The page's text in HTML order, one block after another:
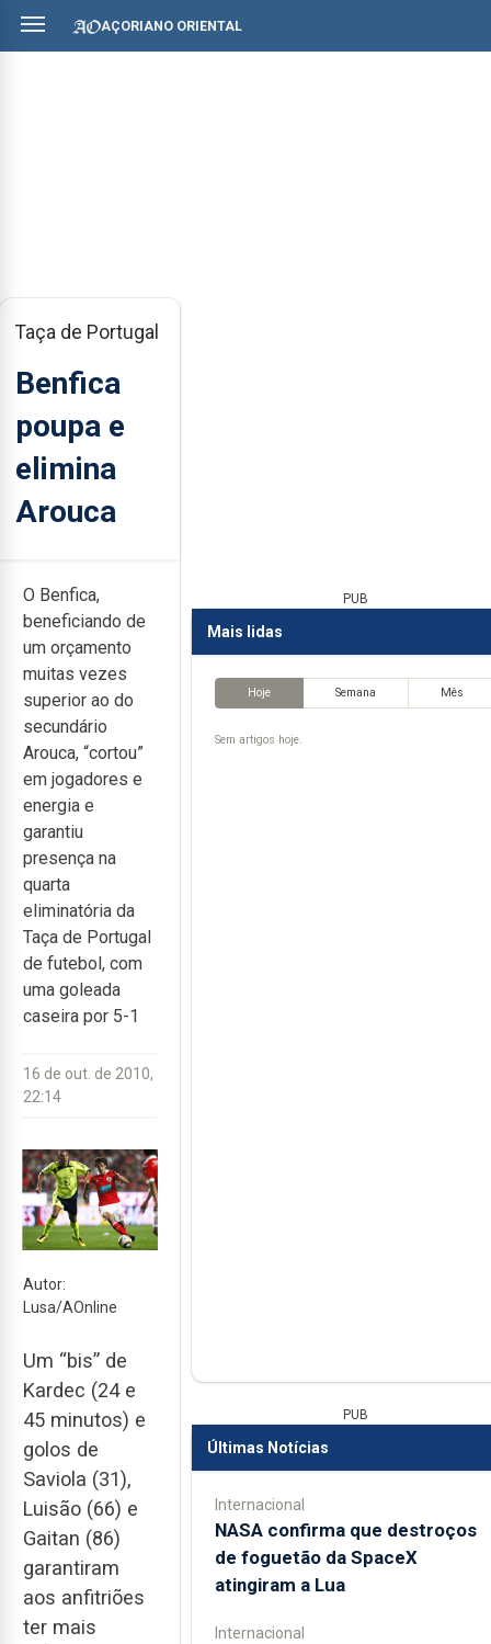
AÇORIANO ORIENTAL
Taça de Portugal
Benfica
poupa e
elimina
Arouca
O Benfica,
beneficiando de
um orçamento
muitas vezes
superior ao do
secundário
Arouca, “cortou”
em jogadores e
energia e
garantiu
presença na
quarta
eliminatória da
Taça de Portugal
de futebol, com
uma goleada
caseira por 5-1
16 de out. de 2010,
22:14
Autor:
Lusa/AOnline
Um “bis” de
Kardec (24 e
45 minutos) e
golos de
Saviola (31),
Luisão (66) e
Gaitan (86)
garantiram
aos anfitriões
ter mais
PUB
Mais lidas
Hoje Semana Mês
Sem artigos hoje.
PUB
Últimas Notícias
Internacional
NASA confirma que destroços
de foguetão da SpaceX
atingiram a Lua
Internacional